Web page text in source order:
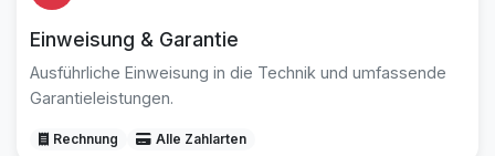
Einweisung & Garantie
Ausführliche Einweisung in die Technik und umfassende
Garantieleistungen.
Rechnung Alle Zahlarten